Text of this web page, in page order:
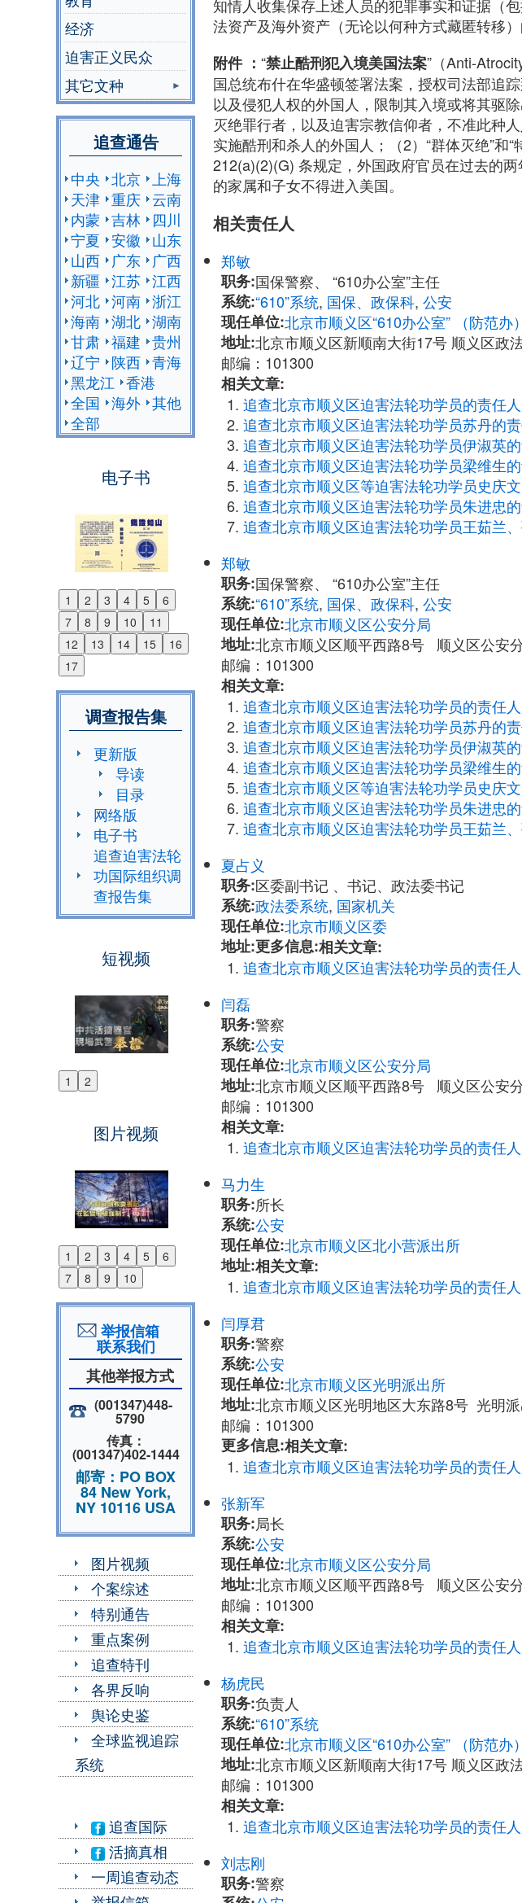
经济
迫害正义民众
其它文种
追查通告
中央 北京 上海
天津 重庆 云南
内蒙 吉林
四川
宁夏 安徽
山东
山西
广东
广西
新疆 江苏 江西
河北 河南 浙江
海南 湖北 湖南
甘肃 福建 贵州
辽宁
陕西 青海
黑龙江 香港
全国 海外 其他
全部
电子书
1 2 3 4 5
6
7
8 9 10
11
12
13 14 15
16
17
Previous
Next
调查报告集
更新版
导读
目录
网络版
电子书
追查迫害法轮
功国际组织调
查报告集
短视频
1 2
Previous
图片视频
1 2 3 4 5
6
7
8 9 10
Previous
Next
举报信箱
联系我们
其他举报方式
(001347)448-
5790
传真：
(001347)402-1444
邮寄：PO BOX
84 New York,
NY 10116 USA
图片视频
个案综述
特别通告
重点案例
追查特刊
各界反响
舆论史鉴
全球监视追踪
系统
追查国际
活摘真相
一周追查动态
知情人收集保存上述人员的犯罪事实和证据（
法资产及海外资产（无论以何种方式藏匿转移
附件 ： “禁止酷刑犯入境美国法案”（Anti-
国总统布什在华盛顿签署法案，授权司法部追
以及侵犯人权的外国人，限制其入境或将其驱
灭绝罪行者，以及迫害宗教信仰者，不准此种
实施酷刑和杀人的外国人；（2）“群体灭绝”和
212(a)(2)(G) 条规定，外国政府官员在过去的
的家属和子女不得进入美国。
相关责任人
郑敏
职务:国保警察、 “610办公室”主任
系统:“610”系统, 国保、政保科, 公安
现任单位:北京市顺义区“610办公室” （防范办）
地址:北京市顺义区新顺南大街17号 顺义区政
邮编：101300
相关文章:
追查北京市顺义区迫害法轮功学员的责任
追查北京市顺义区迫害法轮功学员苏丹的
追查北京市顺义区迫害法轮功学员伊淑英
追查北京市顺义区迫害法轮功学员梁维生
追查北京市顺义区等迫害法轮功学员史庆
追查北京市顺义区迫害法轮功学员朱进忠
追查北京市顺义区迫害法轮功学员王茹兰
郑敏
职务:国保警察、 “610办公室”主任
系统:“610”系统, 国保、政保科, 公安
现任单位:北京市顺义区公安分局
地址:北京市顺义区顺平西路8号 顺义区公安
邮编：101300
相关文章:
追查北京市顺义区迫害法轮功学员的责任
追查北京市顺义区迫害法轮功学员苏丹的
追查北京市顺义区迫害法轮功学员伊淑英
追查北京市顺义区迫害法轮功学员梁维生
追查北京市顺义区等迫害法轮功学员史庆
追查北京市顺义区迫害法轮功学员朱进忠
追查北京市顺义区迫害法轮功学员王茹兰
夏占义
职务:区委副书记 、书记、政法委书记
系统:政法委系统, 国家机关
现任单位:北京市顺义区委
地址:更多信息:相关文章:
追查北京市顺义区迫害法轮功学员的责任
闫磊
职务:警察
系统:公安
现任单位:北京市顺义区公安分局
地址:北京市顺义区顺平西路8号 顺义区公安
邮编：101300
相关文章:
追查北京市顺义区迫害法轮功学员的责任
马力生
职务:所长
系统:公安
现任单位:北京市顺义区北小营派出所
地址:相关文章:
追查北京市顺义区迫害法轮功学员的责任
闫厚君
职务:警察
系统:公安
现任单位:北京市顺义区光明派出所
地址:北京市顺义区光明地区大东路8号 光明
邮编：101300
更多信息:相关文章:
追查北京市顺义区迫害法轮功学员的责任
张新军
职务:局长
系统:公安
现任单位:北京市顺义区公安分局
地址:北京市顺义区顺平西路8号 顺义区公安
邮编：101300
相关文章:
追查北京市顺义区迫害法轮功学员的责任
杨虎民
职务:负责人
系统:“610”系统
现任单位:北京市顺义区“610办公室” （防范办）
地址:北京市顺义区新顺南大街17号 顺义区政
邮编：101300
相关文章:
追查北京市顺义区迫害法轮功学员的责任
刘志刚
职务:警察